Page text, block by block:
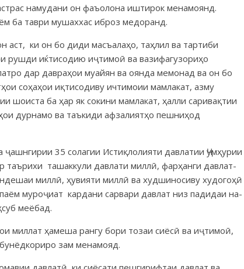
намудани он фаъолона иштирок мена­моянд.
ба таври мушаххас иброз медоранд.
аст, ки он бо диди мас­ъалаҳо, таҳлил ва тартиби
рушди иќтисодию иҷти­моӣ ва вазифагузориҳо
дар давраҳои муайян ва оянда ме­монад ва он бо
соҳа­ҳои иқ­тисодиву ичтимоии мамлакат, азму
шоиста ба ҳар як сокини мамлакат, ҳалли саривақтии
дурнамо ва таъкиди аф­­залиятҳо пешниҳод
35 со­лагии Ис­тиқ­лолияти дав­­латии Ҷум­ҳурии
таърихи ташак­кули дав­лати миллӣ, фарҳанги дав­лат­
миллӣ, ҳу­вияти мил­лӣ ва худшиносиву худогоҳӣ
муроҷиат кардани сарвари давлат низ падидаи на­
меёбад.
миллат ҳамеша рангу бори тозаи сиёсӣ ва иҷтимоӣ,
зам менамояд.